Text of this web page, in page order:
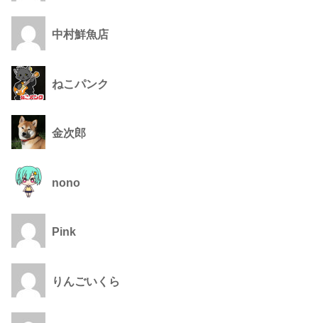
中村鮮魚店
ねこパンク
金次郎
nono
Pink
りんごいくら